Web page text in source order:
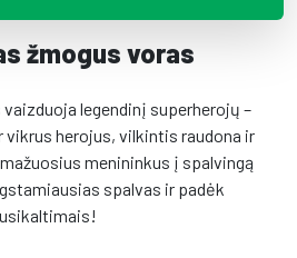
žmogus voras
legendinį superherojų –
vikrus herojus, vilkintis raudona ir
menininkus į spalvingą
spalvas ir padėk